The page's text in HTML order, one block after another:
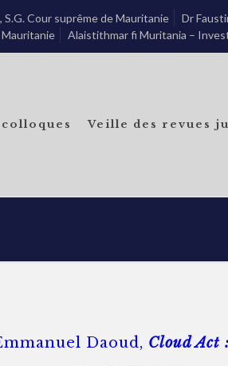
S.G. Cour suprême de Mauritanie Dr
Mauritanie
Alaistithmar fi Muritania –
Veille des revues
Daoud, Cloud Act